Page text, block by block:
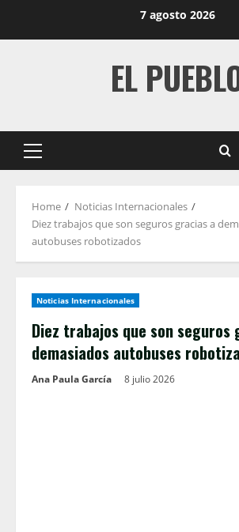
7 agosto 2026
EL
Primary
Home
Noticias Internacionales
Diez trabajos que son seguros gracias a
autobuses robotizados
Noticias Internacionales
Diez trabajos que son seguros
demasiados autobuses
Ana Paula García 8 julio 2026